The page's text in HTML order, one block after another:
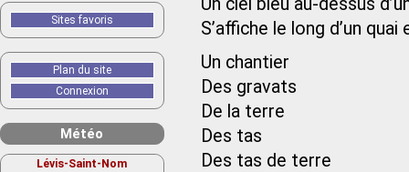
S’affiche le long d’un quai
Un chantier
Des gravats
De la terre
Des tas
Des tas de terre
Sites favoris
Plan du site
Connexion
Météo
Lévis-Saint-Nom